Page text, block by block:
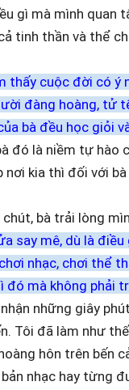
gì mà mình quan
tinh thần và thể
thấy cuộc đời có
đàng hoàng, tử
bà đều học giỏi
đó là niềm tự hào
kia thì đối với bà
bà trải lòng
say mê, dù là
nhạc, chơi thể
đó mà không phải
những giây
Tôi đã làm như
hôn trên bến
nhạc hay từng